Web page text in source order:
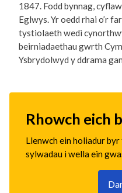
1847. Fodd bynnag,
Eglwys. Yr oedd rhai o’r
tystiolaeth wedi
beirniadaethau gwrth
Ysbrydolwyd y ddrama
Rhowch eich
Llenwch ein holiadur
sylwadau i wella ein